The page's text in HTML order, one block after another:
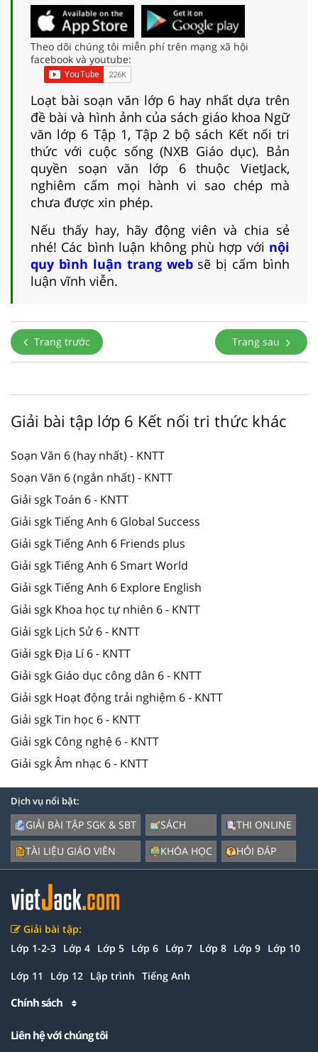
Theo dõi chúng tôi miễn phí trên mạng xã hội
facebook và youtube:
Loạt bài soạn văn lớp 6 hay nhất dựa trên
đề bài và hình ảnh của sách giáo khoa Ngữ
văn lớp 6 Tập 1, Tập 2 bộ sách Kết nối tri
thức với cuộc sống (NXB Giáo dục). Bản
quyền soạn văn lớp 6 thuộc VietJack,
nghiêm cấm mọi hành vi sao chép mà
chưa được xin phép.
Nếu thấy hay, hãy động viên và chia sẻ
nhé! Các bình luận không phù hợp với nội
quy bình luận trang websẽ bị cấm bình
luận vĩnh viễn.
Trang trước Trang sau
Giải bài tập lớp 6 Kết nối tri thức khác
Soạn Văn 6 (hay nhất) - KNTT
Soạn Văn 6 (ngắn nhất) - KNTT
Giải sgk Toán 6 - KNTT
Giải sgk Tiếng Anh 6 Global Success
Giải sgk Tiếng Anh 6 Friends plus
Giải sgk Tiếng Anh 6 Smart World
Giải sgk Tiếng Anh 6 Explore English
Giải sgk Khoa học tự nhiên 6 - KNTT
Giải sgk Lịch Sử 6 - KNTT
Giải sgk Địa Lí 6 - KNTT
Giải sgk Giáo dục công dân 6 - KNTT
Giải sgk Hoạt động trải nghiệm 6 - KNTT
Giải sgk Tin học 6 - KNTT
Giải sgk Công nghệ 6 - KNTT
Giải sgk Âm nhạc 6 - KNTT
Dịch vụ nổi bật:
GIẢI BÀI TẬP SGK & SBT
TÀI LIỆU GIÁO VIÊN
SÁCH
KHÓA HỌC
THI ONLINE
HỎI ĐÁP
Giải bài tập:
Lớp 1-2-3 Lớp 4 Lớp 5 Lớp 6 Lớp 7 Lớp 8 Lớp 9 Lớp 10
Lớp 11 Lớp 12 Lập trình Tiếng Anh
Chính sách
Liên hệ với chúng tôi